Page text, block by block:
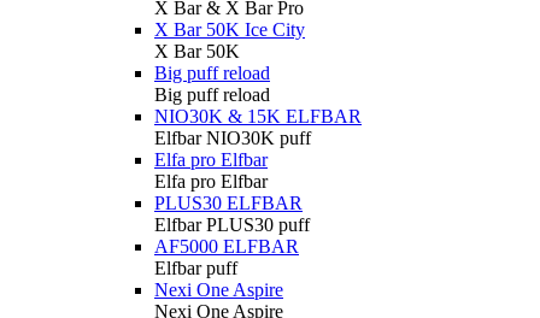
X Bar & X Bar Pro
X Bar 50K Ice City
X Bar 50K
Big puff reload
Big puff reload
NIO30K & 15K ELFBAR
Elfbar NIO30K puff
Elfa pro Elfbar
Elfa pro Elfbar
PLUS30 ELFBAR
Elfbar PLUS30 puff
AF5000 ELFBAR
Elfbar puff
Nexi One Aspire
Nexi One Aspire